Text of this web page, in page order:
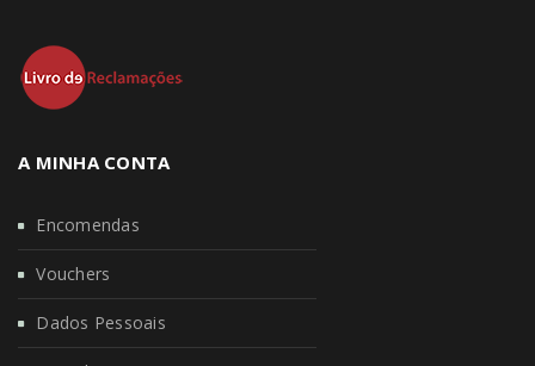
A MINHA CONTA
Encomendas
Vouchers
Dados Pessoais